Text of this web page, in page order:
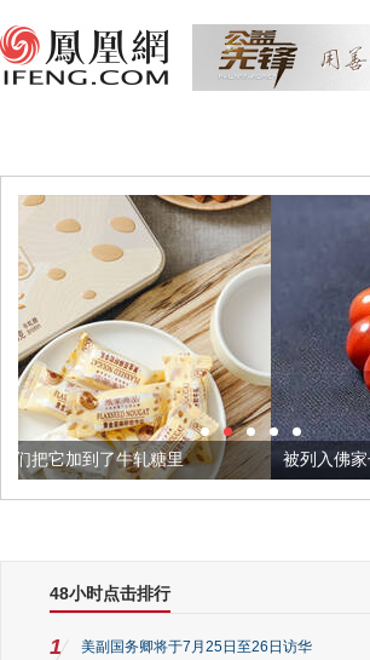
被列入佛家七宝的它到底有多美？
48小时点击排行
1 美副国务卿将于7月25日至26日访华